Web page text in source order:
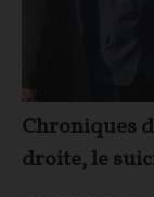
Chroniques
droite, le